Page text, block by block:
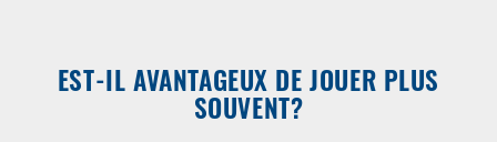
EST-IL AVANTAGEUX DE JOUER PLUS
SOUVENT?